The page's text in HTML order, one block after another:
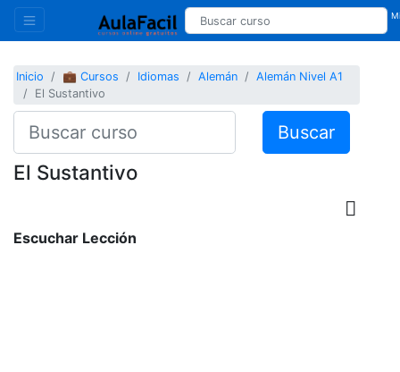
Inicio 💼 Cursos Idiomas Alemán
Alemán Nivel A1
El Sustantivo
Buscar
El Sustantivo
Escuchar Lección